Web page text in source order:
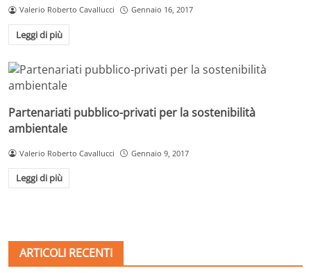
Valerio Roberto Cavallucci Gennaio 16, 2017
Leggi di più
Partenariati pubblico-privati per la sostenibilità
ambientale
Valerio Roberto Cavallucci Gennaio 9, 2017
Leggi di più
ARTICOLI RECENTI